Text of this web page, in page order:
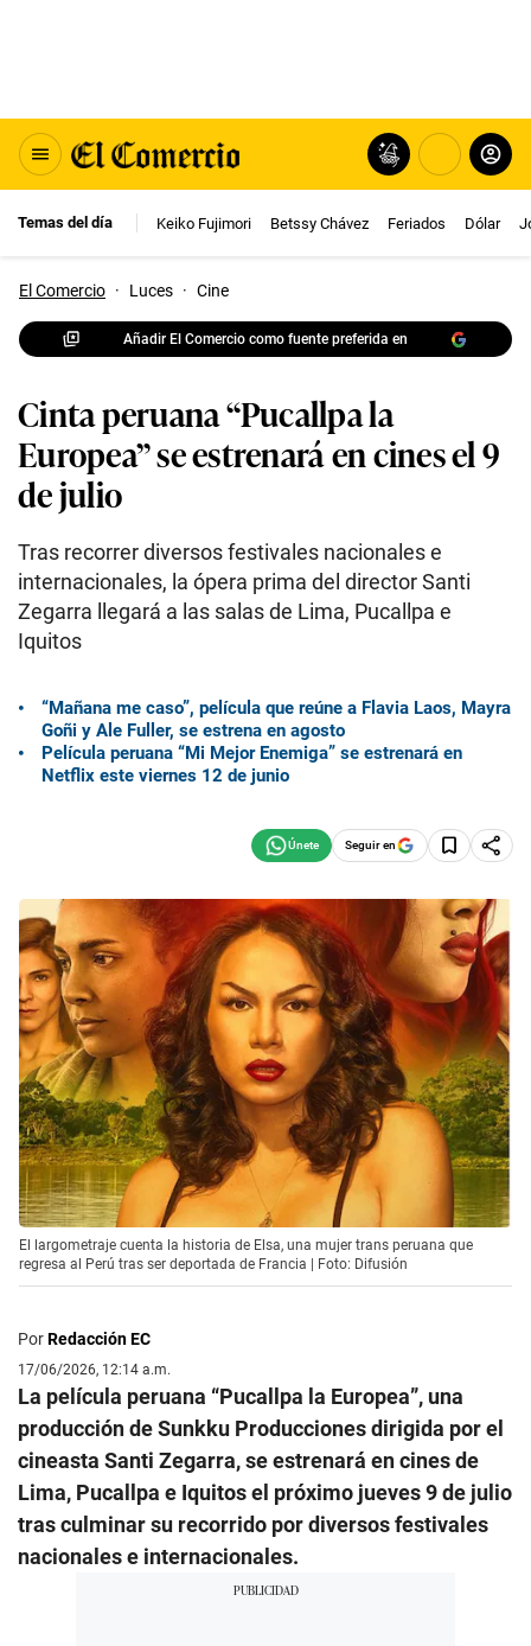
Temas del día Keiko Fujimori Betssy Chávez Feriados Dólar
El Comercio · Luces · Cine
Añadir El Comercio como fuente preferida en
Cinta peruana “Pucallpa la
Europea” se estrenará en cines el 9
de julio
Tras recorrer diversos festivales nacionales e
internacionales, la ópera prima del director Santi
Zegarra llegará a las salas de Lima, Pucallpa e
Iquitos
“Mañana me caso”, película que reúne a Flavia Laos, Mayra
Goñi y Ale Fuller, se estrena en agosto
Película peruana “Mi Mejor Enemiga” se estrenará en
Netflix este viernes 12 de junio
Seguir en
El largometraje cuenta la historia de Elsa, una mujer trans peruana que
regresa al Perú tras ser deportada de Francia | Foto: Difusión
PorRedacción EC
17/06/2026, 12:14 a.m.
La película peruana “Pucallpa la Europea”, una
producción de Sunkku Producciones dirigida por el
cineasta Santi Zegarra, se estrenará en cines de
Lima, Pucallpa e Iquitos el próximo jueves 9 de julio
tras culminar su recorrido por diversos festivales
nacionales e internacionales.